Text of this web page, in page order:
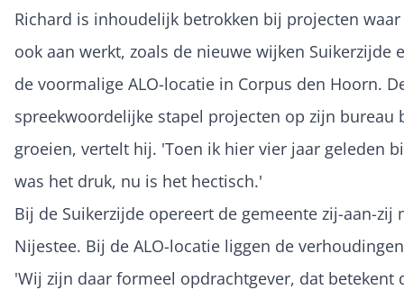
Richard is inhoudelijk betrokken bij projecten
ook aan werkt, zoals de nieuwe wijken Suikerzijde
de voormalige ALO-locatie in Corpus den Hoorn.
spreekwoordelijke stapel projecten op zijn bureau
groeien, vertelt hij. 'Toen ik hier vier jaar geleden
was het druk, nu is het hectisch.'
Bij de Suikerzijde opereert de gemeente zij-aan-zij
Nijestee. Bij de ALO-locatie liggen de
'Wij zijn daar formeel opdrachtgever, dat betekent